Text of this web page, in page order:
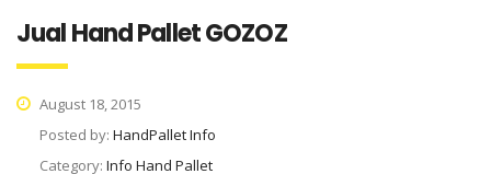
Jual Hand Pallet GOZOZ
August 18, 2015
Posted by: HandPallet Info
Category: Info Hand Pallet